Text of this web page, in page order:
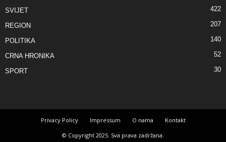
SVIJET 422
REGION 207
POLITIKA 140
CRNA HRONIKA 52
SPORT 30
Privacy Policy Impressum O nama
Kontakt
© Copyright 2025. Sva prava zadržana.